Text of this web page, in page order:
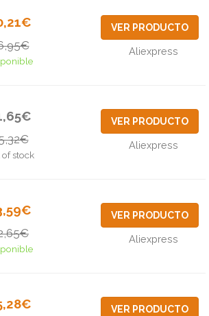
VER PRODUCTO
Aliexpress
stock
VER PRODUCTO
Aliexpress
VER PRODUCTO
Aliexpress
VER PRODUCTO